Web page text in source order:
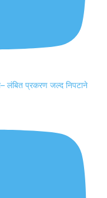
लंबित प्रकरण जल्द निपटाने